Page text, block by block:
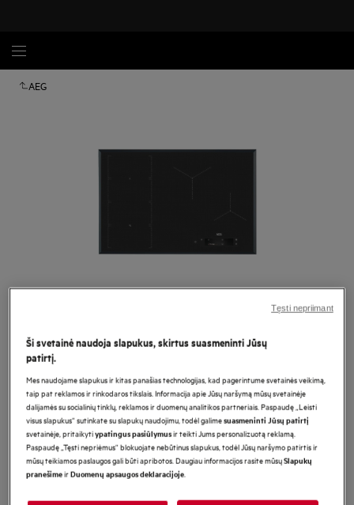
AEG
Indukcinė kaitlentė 80 cm 7000
serija „Hob2Hood®“
Gaminio informacijos lapas
Pagrindiniai privalumai
Su indukcine kaitlente „7000 SenseFry®“ patiekalus paruošite
Ši svetainė naudoja slapukus, skirtus suasmeninti Jūsų
patirtį.
Mes naudojame slapukus ir kitas panašias technologijas, kad pagerintume svetainės veikimą,
taip pat reklamos ir rinkodaros tikslais. Informacija apie Jūsų naršymą mūsų svetainėje
dalijamės su socialinių tinklų, reklamos ir duomenų analitikos partneriais. Paspaudę „Leisti
visus slapukus“ sutinkate su slapukų naudojimu, todėl galimesuasmeninti Jūsų patirtį
svetainėje, pritaikytiypatingus pasiūlymusir teikti Jums personalizuotą reklamą.
Paspaudę „Tęsti nepriėmus“ blokuojate nebūtinus slapukus, todėl Jūsų naršymo patirtis ir
mūsų teikiamos paslaugos gali būti apribotos. Daugiau informacijos rasite mūsųSlapukų
pranešimeirDuomenų apsaugos deklaracijoje.
Tęsti nepriimant